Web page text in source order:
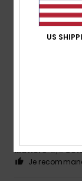
Confort: 5/5
Matière: 5/5
Je
Matière: 5/5
Je
US